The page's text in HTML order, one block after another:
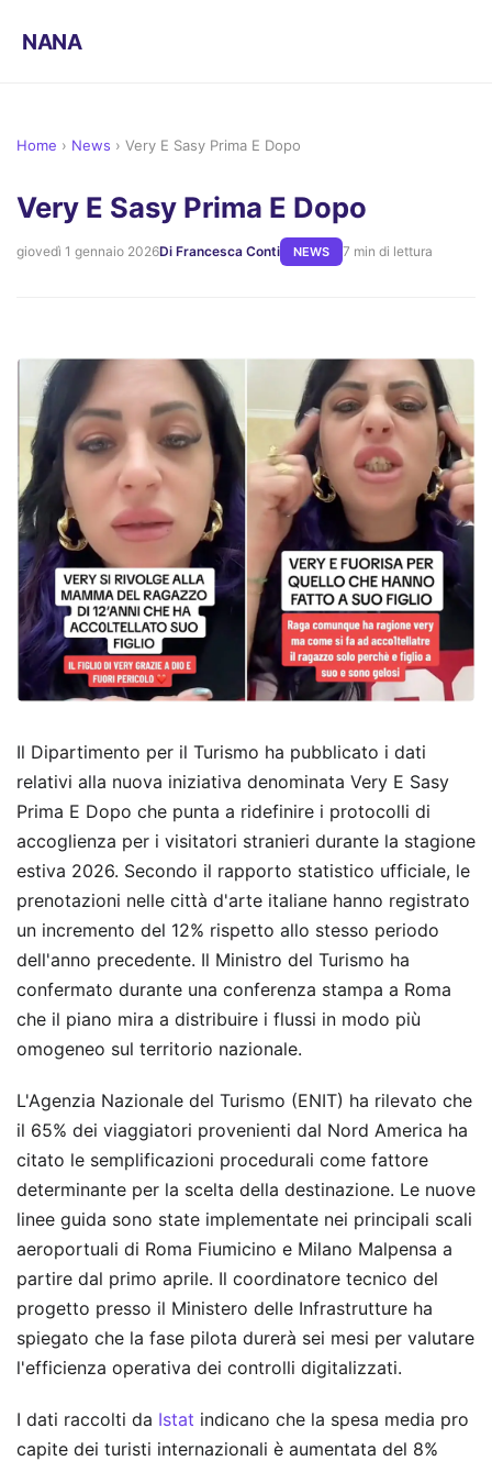
NANA
Home › News › Very E Sasy Prima E Dopo
Very E Sasy Prima E Dopo
giovedì 1 gennaio 2026Di Francesca Conti NEWS 7 min di lettura
Il Dipartimento per il Turismo ha pubblicato i dati
relativi alla nuova iniziativa denominata Very E Sasy
Prima E Dopo che punta a ridefinire i protocolli di
accoglienza per i visitatori stranieri durante la stagione
estiva 2026. Secondo il rapporto statistico ufficiale, le
prenotazioni nelle città d'arte italiane hanno registrato
un incremento del 12% rispetto allo stesso periodo
dell'anno precedente. Il Ministro del Turismo ha
confermato durante una conferenza stampa a Roma
che il piano mira a distribuire i flussi in modo più
omogeneo sul territorio nazionale.
L'Agenzia Nazionale del Turismo (ENIT) ha rilevato che
il 65% dei viaggiatori provenienti dal Nord America ha
citato le semplificazioni procedurali come fattore
determinante per la scelta della destinazione. Le nuove
linee guida sono state implementate nei principali scali
aeroportuali di Roma Fiumicino e Milano Malpensa a
partire dal primo aprile. Il coordinatore tecnico del
progetto presso il Ministero delle Infrastrutture ha
spiegato che la fase pilota durerà sei mesi per valutare
l'efficienza operativa dei controlli digitalizzati.
I dati raccolti da Istat indicano che la spesa media pro
capite dei turisti internazionali è aumentata del 8%